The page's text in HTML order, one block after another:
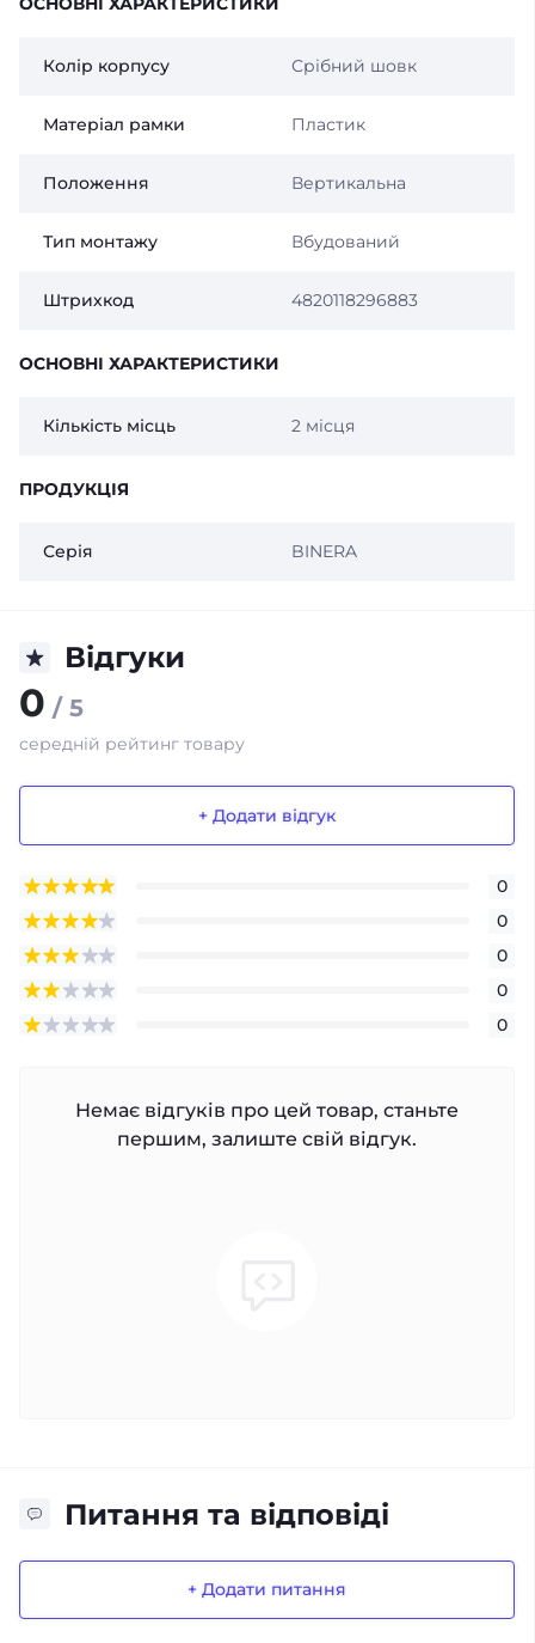
Колір корпусу Срібний шовк
Матеріал рамки Пластик
Положення Вертикальна
Тип монтажу Вбудований
Штрихкод 4820118296883
ОСНОВНІ ХАРАКТЕРИСТИКИ
Кількість місць 2 місця
ПРОДУКЦІЯ
Серія BINERA
Відгуки
0 / 5
середній рейтинг товару
+ Додати відгук
0
0
0
0
0
Немає відгуків про цей товар, станьте
першим, залиште свій відгук.
Питання та відповіді
+ Додати питання